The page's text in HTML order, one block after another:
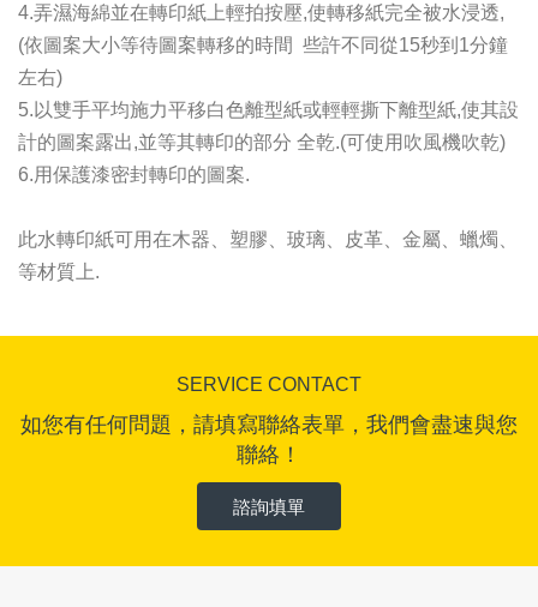
4.弄濕海綿並在轉印紙上輕拍按壓,使轉移紙完全被水浸透,
(依圖案大小等待圖案轉移的時間 些許不同從15秒到1分鐘
左右)
5.以雙手平均施力平移白色離型紙或輕輕撕下離型紙,使其設
計的圖案露出,並等其轉印的部分 全乾.(可使用吹風機吹乾)
6.用保護漆密封轉印的圖案.
此水轉印紙可用在木器、塑膠、玻璃、皮革、金屬、蠟燭、
等材質上.
SERVICE CONTACT
如您有任何問題，請填寫聯絡表單，我們會盡速與您
聯絡！
諮詢填單